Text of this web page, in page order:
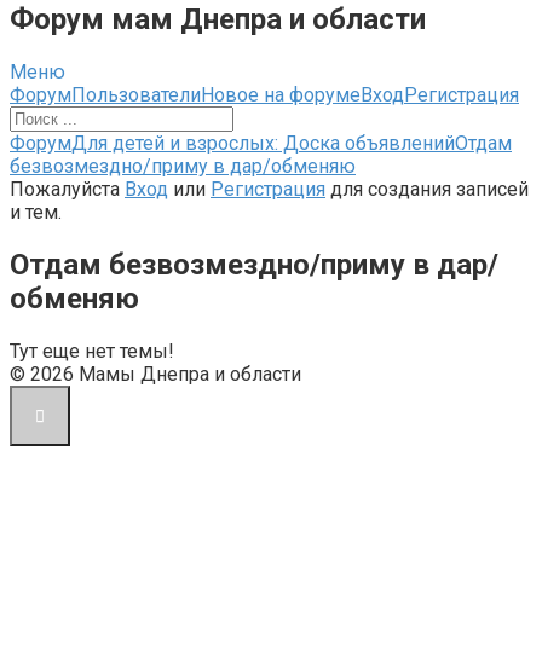
Форум мам Днепра и области
Меню
Навигация
Форума
ФорумПользователиНовое на форумеВходРегистрация
Форум
breadcrumbs
-
Вы
ФорумДля детей и взрослых: Доска объявленийОтдам
безвозмездно/приму в дар/обменяю
Пожалуйста Вход или Регистрация для создания записей
и тем.
Отдам безвозмездно/приму в дар/
обменяю
Тут еще нет темы!
© 2026 Мамы Днепра и области